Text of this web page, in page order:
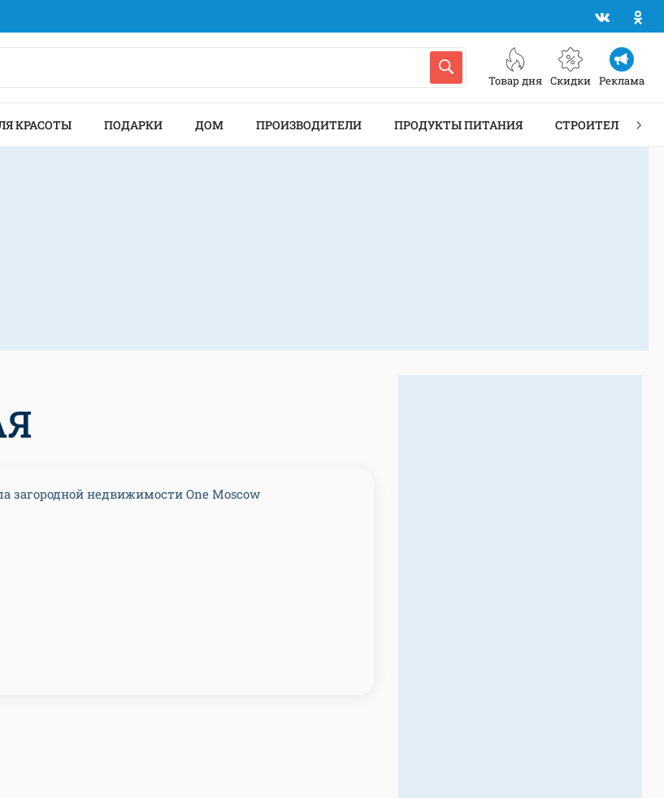
Товар дня Скидки Реклама
КРАСОТЫ ПОДАРКИ ДОМ ПРОИЗВОДИТЕЛИ ПРОДУКТЫ ПИТАНИЯ СТРОИТЕЛЬСТВО
загородной недвижимости One Moscow